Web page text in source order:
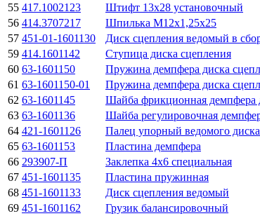
55 417.1002123 Штифт 13х28 установочный
56 414.3707217 Шпилька М12х1,25х25
57 451-01-1601130 Диск сцепления ведомый в
59 414.1601142 Ступица диска сцепления
60 63-1601150 Пружина демпфера диска
61 63-1601150-01 Пружина демпфера диска
62 63-1601145 Шайба фрикционная демпфера
63 63-1601136 Шайба регулировочная
64 421-1601126 Палец упорный ведомого
65 63-1601153 Пластина демпфера
66 293907-П Заклепка 4х6 специальная
67 451-1601135 Пластина пружинная
68 451-1601133 Диск сцепления ведомый
69 451-1601162 Грузик балансировочный